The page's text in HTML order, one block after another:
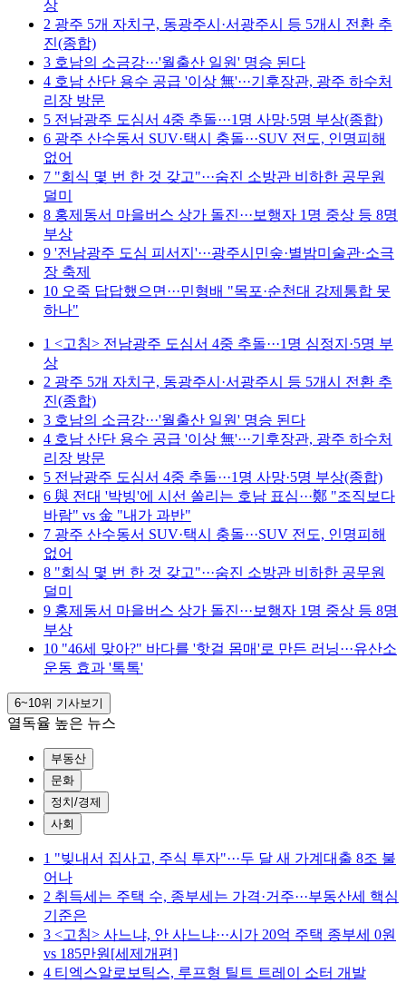
상
2 광주 5개 자치구, 동광주시·서광주시 등 5개시 전환 추
진(종합)
3 호남의 소금강···'월출산 일원' 명승 된다
4 호남 산단 용수 공급 '이상 無'···기후장관, 광주 하수처
리장 방문
5 전남광주 도심서 4중 추돌···1명 사망·5명 부상(종합)
6 광주 산수동서 SUV·택시 충돌···SUV 전도, 인명피해
없어
7 "회식 몇 번 한 것 갖고"···숨진 소방관 비하한 공무원
덜미
8 홍제동서 마을버스 상가 돌진···보행자 1명 중상 등 8명
부상
9 '전남광주 도심 피서지'···광주시민숲·별밤미술관·소극
장 축제
10 오죽 답답했으면···민형배 "목포·순천대 강제통합 못
하나"
1 <고침> 전남광주 도심서 4중 추돌···1명 심정지·5명 부
상
2 광주 5개 자치구, 동광주시·서광주시 등 5개시 전환 추
진(종합)
3 호남의 소금강···'월출산 일원' 명승 된다
4 호남 산단 용수 공급 '이상 無'···기후장관, 광주 하수처
리장 방문
5 전남광주 도심서 4중 추돌···1명 사망·5명 부상(종합)
6 與 전대 '박빙'에 시선 쏠리는 호남 표심···鄭 "조직보다
바람" vs 金 "내가 과반"
7 광주 산수동서 SUV·택시 충돌···SUV 전도, 인명피해
없어
8 "회식 몇 번 한 것 갖고"···숨진 소방관 비하한 공무원
덜미
9 홍제동서 마을버스 상가 돌진···보행자 1명 중상 등 8명
부상
10 "46세 맞아?" 바다를 '핫걸 몸매'로 만든 러닝···유산소
운동 효과 '톡톡'
6~10위 기사보기
열독율 높은 뉴스
부동산
문화
정치/경제
사회
1 "빚내서 집사고, 주식 투자"···두 달 새 가계대출 8조 불
어나
2 취득세는 주택 수, 종부세는 가격·거주···부동산세 핵심
기준은
3 <고침> 사느냐, 안 사느냐···시가 20억 주택 종부세 0원
vs 185만원[세제개편]
4 티엑스알로보틱스, 루프형 틸트 트레이 소터 개발